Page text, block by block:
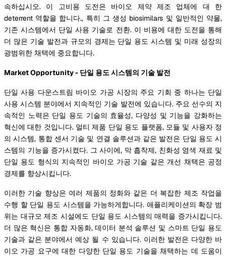
속하십시오. 이 고비용 도전은 바이오 제약 제조 업체에 대 한
deterrent 역할을 합니다., 특히 그 생성 biosimilars 및 일반적인 약물,
기존 시스템에서 단일 사용 기술로 전환. 이 비용에 대한 도전을 통해
더 많은 기술 발전과 규모의 경제는 단일 용도 시스템 및 미래 성장의
광범위한 채택에 중요합니다.
Market Opportunity - 단일 용도 시스템의 기술 발전
단일 사용 다운스트림 바이오 가공 시장의 주요 기회 중 하나는 단일
사용 시스템 분야에서 지속적인 기술 발전에 있습니다. 주요 선수의 지
속적인 노력은 단일 용도 기술의 효율성, 다양성 및 기능을 강화하는
혁신에 대한 것입니다. 멀티 제품 단일 용도 플랫폼, 모듈 및 사용자 정
의 시스템, 통합 센서 기술 및 연결 솔루션과 같은 발전은 단일 용도 시
스템의 기능을 증가시켰다. 그 사이에, 막 흡착제, 친화성 염색 재료 및
단일 용도 형식의 지속적인 바이오 가공 기술 같은 개선 채택은 공정
경제를 향상시킵니다.
이러한 기술 향상은 여러 제품의 정화와 같은 더 복잡한 제조 작업을
수행 할 단일 용도 시스템을 가능하게합니다. 애플리케이션의 확장 범
위는 대규모 제조 시설에도 단일 용도 시스템의 매력을 증가시킵니다.
더 많은 혁신은 통합 자동화, 데이터 분석 솔루션 및 스마트 단일 용도
기술과 같은 분야에서 예상 될 수 있습니다. 이러한 발전은 다양한 바
이오 가공 요구에 대한 다양한 단일 용도 기술을 채택하는 데 도움이